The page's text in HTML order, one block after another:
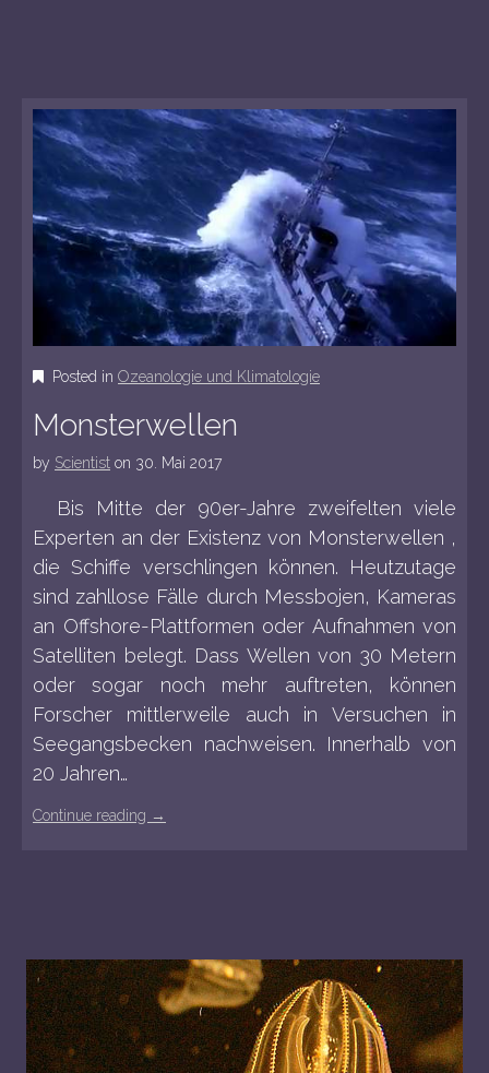
Posted in Ozeanologie und Klimatologie
Monsterwellen
by Scientist on 30. Mai 2017
Bis Mitte der 90er-Jahre zweifelten viele
Experten an der Existenz von Monsterwellen ,
die Schiffe verschlingen können. Heutzutage
sind zahllose Fälle durch Messbojen, Kameras
an Offshore-Plattformen oder Aufnahmen von
Satelliten belegt. Dass Wellen von 30 Metern
oder sogar noch mehr auftreten, können
Forscher mittlerweile auch in Versuchen in
Seegangsbecken nachweisen. Innerhalb von
20 Jahren…
Continue reading →